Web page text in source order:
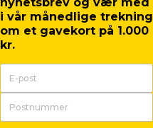
i vår månedlige trekning
om et gavekort på 1.000
kr.